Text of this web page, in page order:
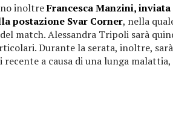
inoltreFrancesca Manzini,
postazione Svar Corner, nella
match. Alessandra Tripoli sarà
Durante la serata, inoltre,
recente a causa di una lunga